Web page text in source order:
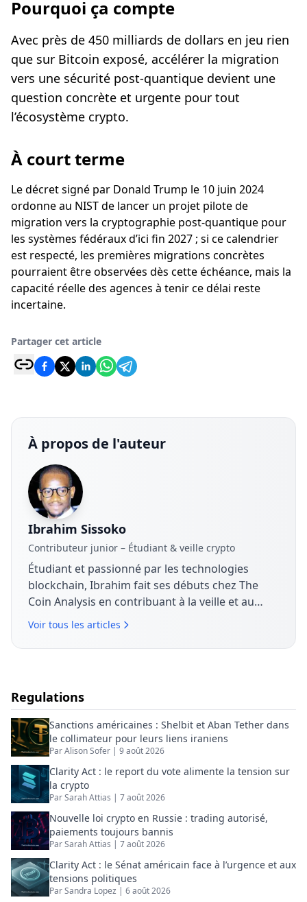
Pourquoi ça compte
Avec près de 450 milliards de dollars en jeu rien
que sur Bitcoin exposé, accélérer la migration
vers une sécurité post-quantique devient une
question concrète et urgente pour tout
l’écosystème crypto.
À court terme
Le décret signé par Donald Trump le 10 juin 2024
ordonne au NIST de lancer un projet pilote de
migration vers la cryptographie post-quantique pour
les systèmes fédéraux d’ici fin 2027 ; si ce calendrier
est respecté, les premières migrations concrètes
pourraient être observées dès cette échéance, mais la
capacité réelle des agences à tenir ce délai reste
incertaine.
Partager cet article
À propos de l'auteur
Ibrahim Sissoko
Contributeur junior – Étudiant & veille crypto
Étudiant et passionné par les technologies
blockchain, Ibrahim fait ses débuts chez The
Coin Analysis en contribuant à la veille et au
décryptage de l’actualité crypto. Il s’intéresse
de marché et aux usages concrets des actifs
Voir tous les articles
Regulations
Sanctions américaines : Shelbit et Aban Tether dans
le collimateur pour leurs liens iraniens
ParAlison Sofer | 9 août 2026
Clarity Act : le report du vote alimente la tension sur
la crypto
ParSarah Attias | 7 août 2026
Nouvelle loi crypto en Russie : trading autorisé,
paiements toujours bannis
ParSarah Attias | 7 août 2026
Clarity Act : le Sénat américain face à l’urgence et aux
tensions politiques
ParSandra Lopez | 6 août 2026